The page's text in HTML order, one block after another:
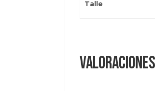
Talle
Valoraciones